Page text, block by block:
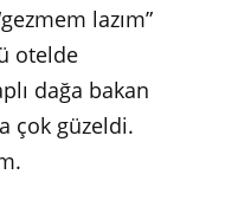
lazım”
otelde
dağa bakan
çok güzeldi.